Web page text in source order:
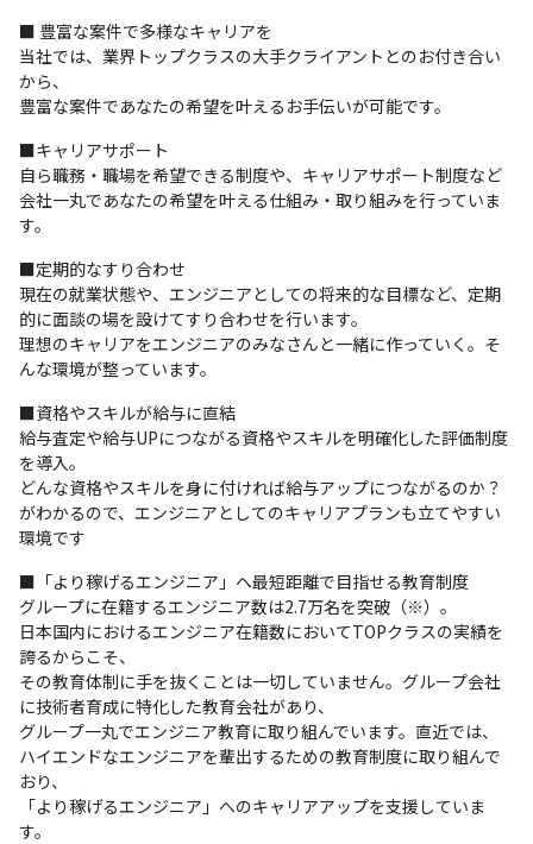
■ 豊富な案件で多様なキャリアを
当社では、業界トップクラスの大手クライアントとのお付き合い
から、
豊富な案件であなたの希望を叶えるお手伝いが可能です。
■キャリアサポート
自ら職務・職場を希望できる制度や、キャリアサポート制度など
会社一丸であなたの希望を叶える仕組み・取り組みを行っていま
す。
■定期的なすり合わせ
現在の就業状態や、エンジニアとしての将来的な目標など、定期
的に面談の場を設けてすり合わせを行います。
理想のキャリアをエンジニアのみなさんと一緒に作っていく。そ
んな環境が整っています。
■資格やスキルが給与に直結
給与査定や給与UPにつながる資格やスキルを明確化した評価制度
を導入。
どんな資格やスキルを身に付ければ給与アップにつながるのか？
がわかるので、エンジニアとしてのキャリアプランも立てやすい
環境です
■「より稼げるエンジニア」へ最短距離で目指せる教育制度
グループに在籍するエンジニア数は2.7万名を突破（※）。
日本国内におけるエンジニア在籍数においてTOPクラスの実績を
誇るからこそ、
その教育体制に手を抜くことは一切していません。グループ会社
に技術者育成に特化した教育会社があり、
グループ一丸でエンジニア教育に取り組んでいます。直近では、
ハイエンドなエンジニアを輩出するための教育制度に取り組んで
おり、
「より稼げるエンジニア」へのキャリアアップを支援していま
す。